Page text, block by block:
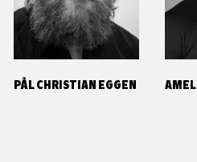
PÅL CHRISTIAN EGGEN